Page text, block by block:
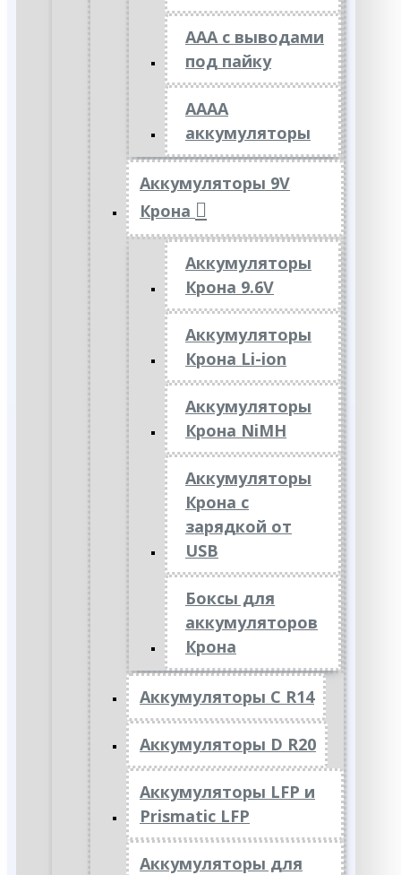
ААА с выводами
под пайку
АААА
аккумуляторы
Аккумуляторы 9V
Крона
Аккумуляторы
Крона 9.6V
Аккумуляторы
Крона Li-ion
Аккумуляторы
Крона NiMH
Аккумуляторы
Крона с
зарядкой от
USB
Боксы для
аккумуляторов
Крона
Аккумуляторы C R14
Аккумуляторы D R20
Аккумуляторы LFP и
Prismatic LFP
Аккумуляторы для